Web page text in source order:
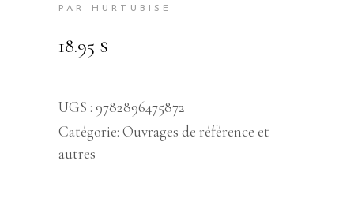
PAR HURTUBISE
18.95 $
UGS : 9782896475872
Catégorie: Ouvrages de référence et
autres